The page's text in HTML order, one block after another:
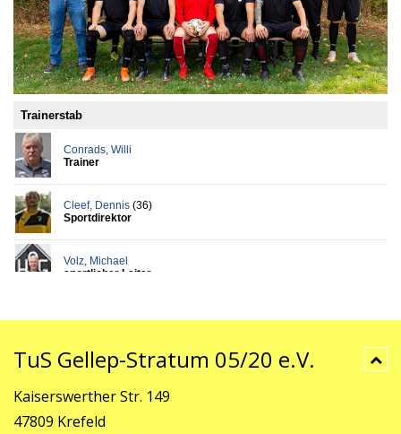
TuS Gellep-Stratum 05/20 e.V.
Kaiserswerther Str. 149
47809 Krefeld